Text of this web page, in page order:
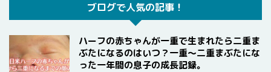
ブログで人気の記事！
ハーフの赤ちゃんが一重で生まれたら二重ま
ぶたになるのはいつ？一重〜二重まぶたにな
った一年間の息子の成長記録。